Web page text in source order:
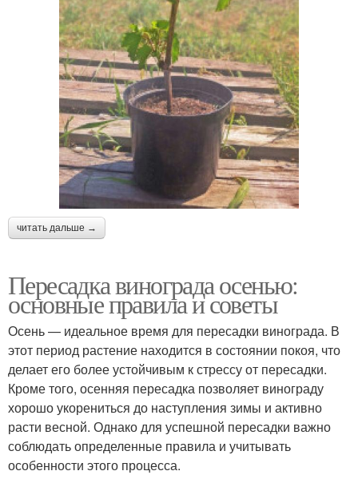
читать дальше →
Пересадка винограда осенью:
основные правила и советы
Осень — идеальное время для пересадки винограда. В
этот период растение находится в состоянии покоя, что
делает его более устойчивым к стрессу от пересадки.
Кроме того, осенняя пересадка позволяет винограду
хорошо укорениться до наступления зимы и активно
расти весной. Однако для успешной пересадки важно
соблюдать определенные правила и учитывать
особенности этого процесса.